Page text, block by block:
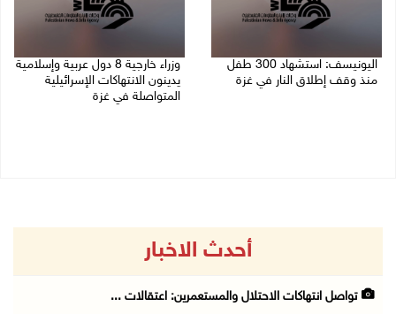
اليونيسف: استشهاد 300 طفل
منذ وقف إطلاق النار في غزة
وزراء خارجية 8 دول عربية وإسلامية
يدينون الانتهاكات الإسرائيلية
المتواصلة في غزة
أحدث الاخبار
تواصل انتهاكات الاحتلال والمستعمرين: اعتقالات ...